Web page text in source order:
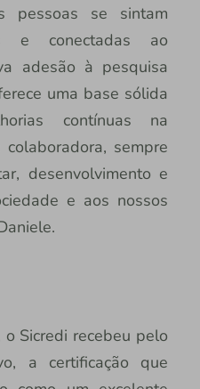
pessoas se sintam
e conectadas ao
adesão à pesquisa
uma base sólida
contínuas na
sempre
desenvolvimento e
e aos nossos
Sicredi recebeu pelo
a certificação que